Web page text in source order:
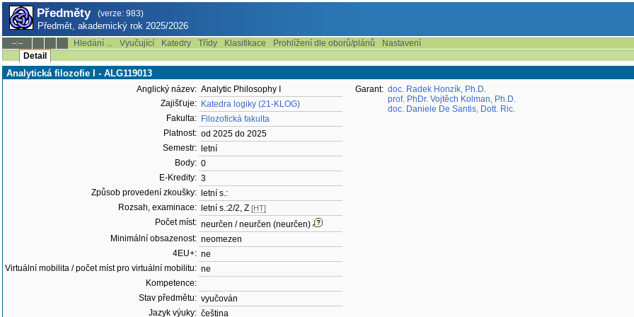
Předměty (verze: 983)
Předmět, akademický rok 2025/2026
--:-- Hledání ... Vyučující Katedry Třídy Klasifikace Prohlížení dle oborů/plánů
Nastavení
Detail
Analytická filozofie I - ALG119013
Anglický název: Analytic Philosophy I
Zajišťuje: Katedra logiky (21-KLOG)
Fakulta: Filozofická fakulta
Platnost: od 2025 do 2025
Semestr:
letní
Body: 0
E-Kredity: 3
Způsob provedení zkoušky:
letní s.:
Rozsah, examinace:
letní s.:2/2, Z [HT]
Počet míst: neurčen / neurčen (neurčen)
Minimální obsazenost: neomezen
4EU+: ne
Virtuální mobilita / počet míst pro virtuální mobilitu: ne
Kompetence:
Stav předmětu: vyučován
Jazyk výuky: čeština
Garant: doc. Radek Honzík, Ph.D.
prof. PhDr. Vojtěch Kolman, Ph.D.
doc. Daniele De Santis, Dott. Ric.